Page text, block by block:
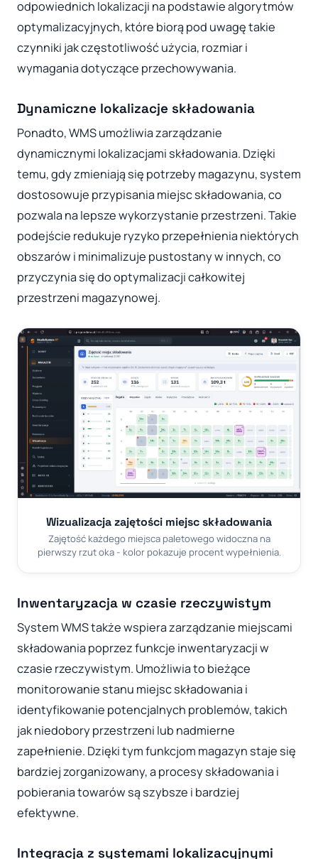
odpowiednich lokalizacji na podstawie algorytmów
optymalizacyjnych, które biorą pod uwagę takie
czynniki jak częstotliwość użycia, rozmiar i
wymagania dotyczące przechowywania.
Dynamiczne lokalizacje składowania
Ponadto, WMS umożliwia zarządzanie
dynamicznymi lokalizacjami składowania. Dzięki
temu, gdy zmieniają się potrzeby magazynu, system
dostosowuje przypisania miejsc składowania, co
pozwala na lepsze wykorzystanie przestrzeni. Takie
podejście redukuje ryzyko przepełnienia niektórych
obszarów i minimalizuje pustostany w innych, co
przyczynia się do optymalizacji całkowitej
przestrzeni magazynowej.
Wizualizacja zajętości miejsc składowania
Zajętość każdego miejsca paletowego widoczna na
pierwszy rzut oka - kolor pokazuje procent wypełnienia.
Inwentaryzacja w czasie rzeczywistym
System WMS także wspiera zarządzanie miejscami
składowania poprzez funkcje inwentaryzacji w
czasie rzeczywistym. Umożliwia to bieżące
monitorowanie stanu miejsc składowania i
identyfikowanie potencjalnych problemów, takich
jak niedobory przestrzeni lub nadmierne
zapełnienie. Dzięki tym funkcjom magazyn staje się
bardziej zorganizowany, a procesy składowania i
pobierania towarów są szybsze i bardziej
efektywne.
Integracja z systemami lokalizacyjnymi